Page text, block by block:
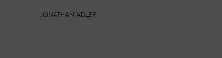
JONATHAN ADLER